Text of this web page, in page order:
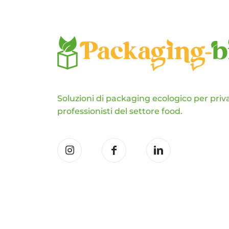
Soluzioni di packaging ecologico per
professionisti del settore food.